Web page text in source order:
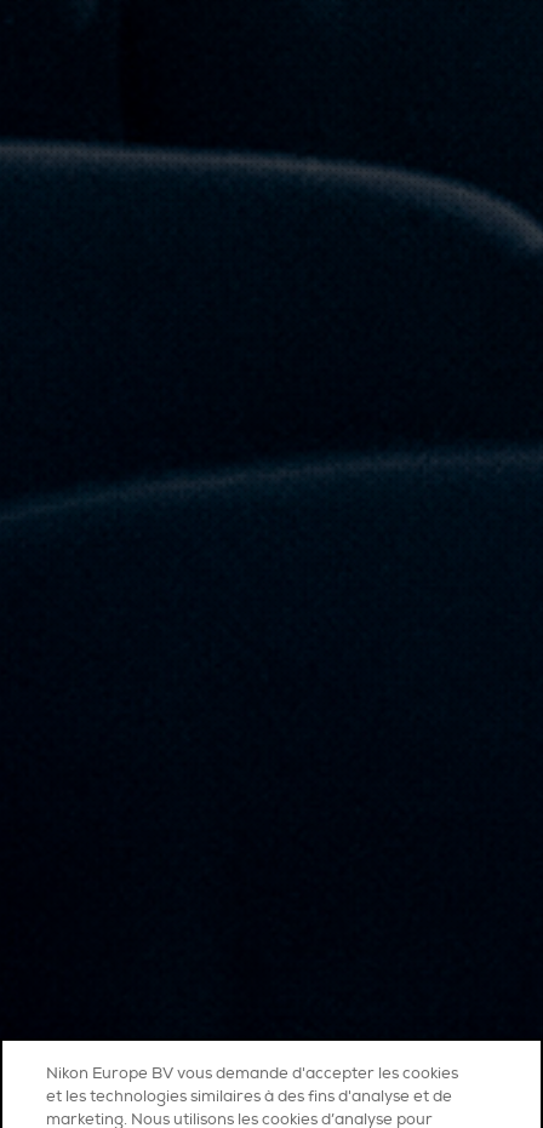
Nikon Europe BV vous demande d'accepter les cookies
et les technologies similaires à des fins d'analyse et de
marketing. Nous utilisons les cookies d’analyse pour